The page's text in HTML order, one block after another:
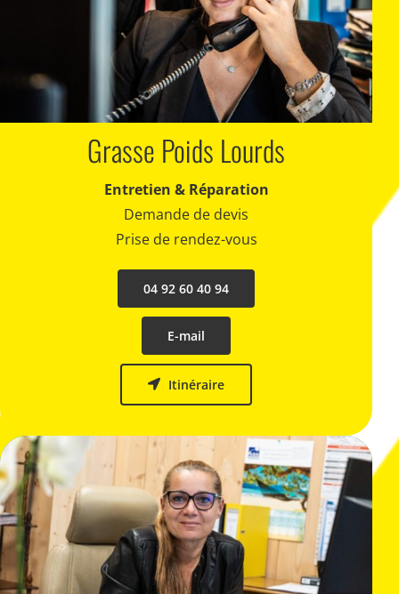
Grasse Poids Lourds
Entretien & Réparation
Demande de devis
Prise de rendez-vous
04 92 60 40 94
E-mail
Itinéraire